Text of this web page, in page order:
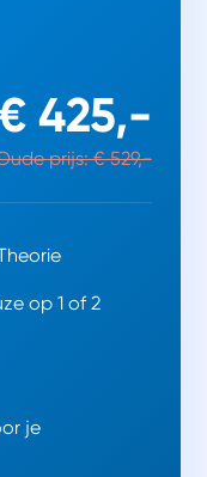
425,-
prijs: € 529,-
op 1 of 2
je